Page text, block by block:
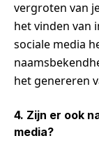
vergroten van
het vinden van
sociale media
het genereren
4. Zijn er ook
media?